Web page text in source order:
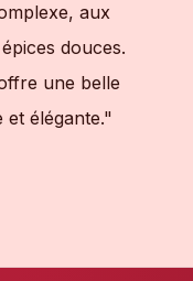
aux
douces.
une belle
élégante."